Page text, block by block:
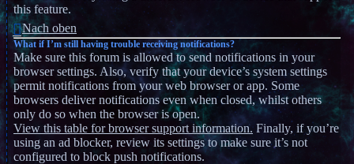
this feature.
Nach oben
What if I’m still having trouble receiving notifications?
Make sure this forum is allowed to send notifications in your
browser settings. Also, verify that your device’s system settings
permit notifications from your web browser or app. Some
browsers deliver notifications even when closed, whilst others
only do so when the browser is open.
View this table for browser support information.Finally, if you’re
using an ad blocker, review its settings to make sure it’s not
configured to block push notifications.